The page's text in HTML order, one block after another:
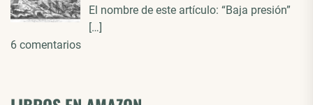
El nombre de este artículo: “Baja presión”
[…]
6 comentarios